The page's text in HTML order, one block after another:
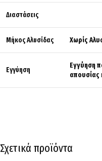
Διαστάσεις
Μήκος Αλυσίδας Χωρίς
Εγγύηση
Εγγύηση
απουσίας
Σχετικά προϊόντα